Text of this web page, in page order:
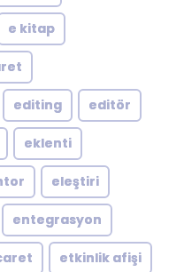
e kitap
editing editör
eklenti
eleştiri
entegrasyon
etkinlik afişi